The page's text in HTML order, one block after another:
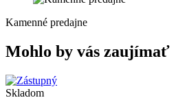
Kamenné predajne
Mohlo by vás zaujímať
Skladom